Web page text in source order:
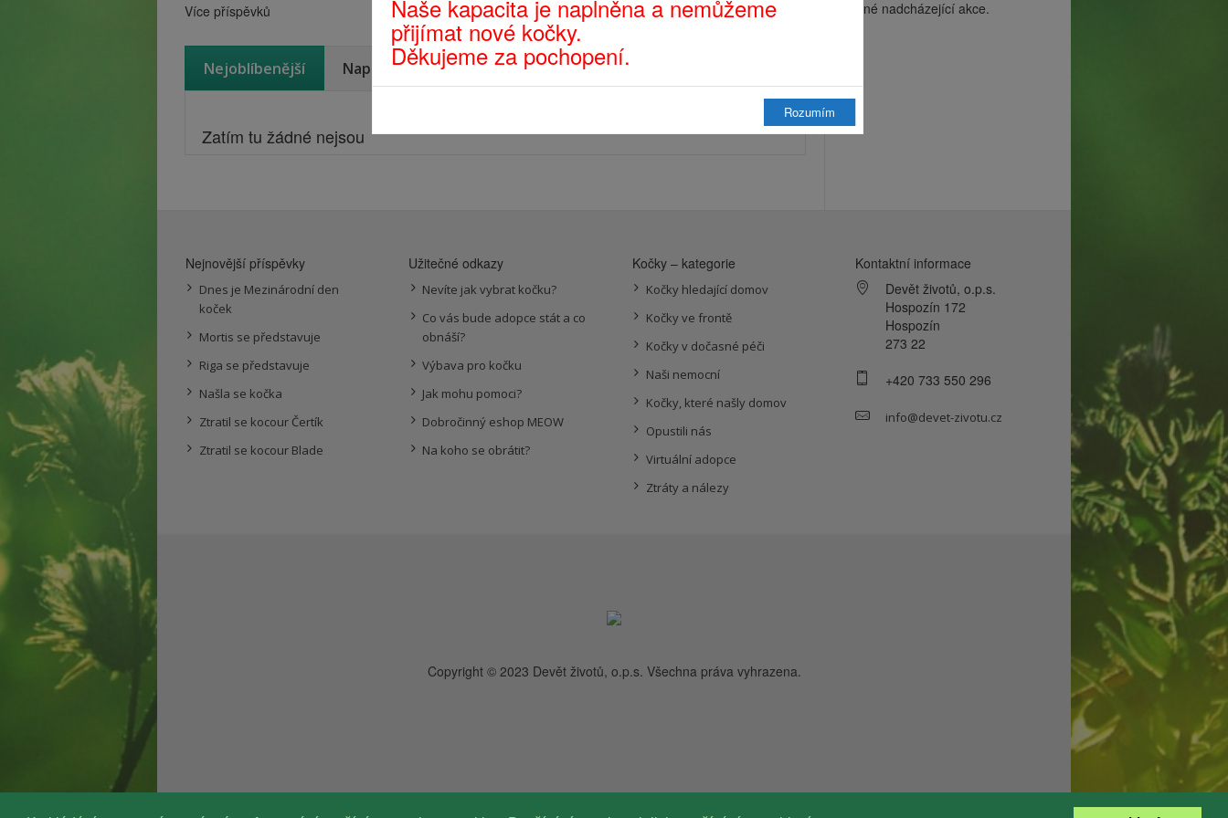
Více příspěvků
Nejoblíbenější Naposledy přidané
Zatím tu žádné nejsou
žádné nadcházející akce.
Nejnovější příspěvky
Dnes je Mezinárodní den
koček
Mortis se představuje
Riga se představuje
Našla se kočka
Ztratil se kocour Čertík
Ztratil se kocour Blade
Užitečné odkazy
Nevíte jak vybrat kočku?
Co vás bude adopce stát a co
obnáší?
Výbava pro kočku
Jak mohu pomoci?
Dobročinný eshop MEOW
Na koho se obrátit?
Kočky – kategorie
Kočky hledající domov
Kočky ve frontě
Kočky v dočasné péči
Naši nemocní
Kočky, které našly domov
Opustili nás
Virtuální adopce
Ztráty a nálezy
Kontaktní informace
Devět životů, o.p.s.
Hospozín 172
Hospozín
273 22
+420 733 550 296
info@devet-zivotu.cz
Copyright © 2023 Devět životů, o.p.s. Všechna práva vyhrazena.
Naše kapacita je naplněna a nemůžeme
přijímat nové kočky.
Děkujeme za pochopení.
Rozumím